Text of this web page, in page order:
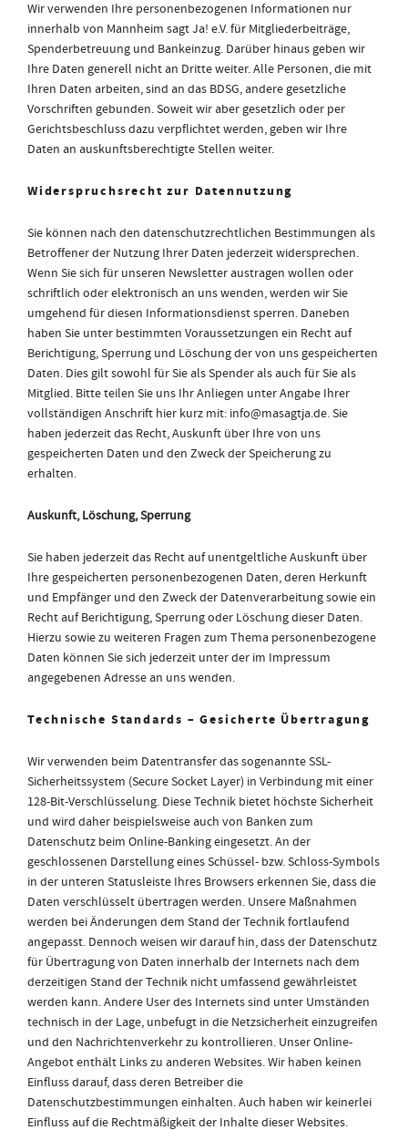
Wir verwenden Ihre personenbezogenen Informationen nur
innerhalb von Mannheim sagt Ja! e.V. für Mitgliederbeiträge,
Spenderbetreuung und Bankeinzug. Darüber hinaus geben wir
Ihre Daten generell nicht an Dritte weiter. Alle Personen, die mit
Ihren Daten arbeiten, sind an das BDSG, andere gesetzliche
Vorschriften gebunden. Soweit wir aber gesetzlich oder per
Gerichtsbeschluss dazu verpflichtet werden, geben wir Ihre
Daten an auskunftsberechtigte Stellen weiter.
Widerspruchsrecht zur Datennutzung
Sie können nach den datenschutzrechtlichen Bestimmungen als
Betroffener der Nutzung Ihrer Daten jederzeit widersprechen.
Wenn Sie sich für unseren Newsletter austragen wollen oder
schriftlich oder elektronisch an uns wenden, werden wir Sie
umgehend für diesen Informationsdienst sperren. Daneben
haben Sie unter bestimmten Voraussetzungen ein Recht auf
Berichtigung, Sperrung und Löschung der von uns gespeicherten
Daten. Dies gilt sowohl für Sie als Spender als auch für Sie als
Mitglied. Bitte teilen Sie uns Ihr Anliegen unter Angabe Ihrer
vollständigen Anschrift hier kurz mit: info@masagtja.de. Sie
haben jederzeit das Recht, Auskunft über Ihre von uns
gespeicherten Daten und den Zweck der Speicherung zu
erhalten.
Auskunft, Löschung, Sperrung
Sie haben jederzeit das Recht auf unentgeltliche Auskunft über
Ihre gespeicherten personenbezogenen Daten, deren Herkunft
und Empfänger und den Zweck der Datenverarbeitung sowie ein
Recht auf Berichtigung, Sperrung oder Löschung dieser Daten.
Hierzu sowie zu weiteren Fragen zum Thema personenbezogene
Daten können Sie sich jederzeit unter der im Impressum
angegebenen Adresse an uns wenden.
Technische Standards – Gesicherte Übertragung
Wir verwenden beim Datentransfer das sogenannte SSL-
Sicherheitssystem (Secure Socket Layer) in Verbindung mit einer
128-Bit-Verschlüsselung. Diese Technik bietet höchste Sicherheit
und wird daher beispielsweise auch von Banken zum
Datenschutz beim Online-Banking eingesetzt. An der
geschlossenen Darstellung eines Schüssel- bzw. Schloss-Symbols
in der unteren Statusleiste Ihres Browsers erkennen Sie, dass die
Daten verschlüsselt übertragen werden. Unsere Maßnahmen
werden bei Änderungen dem Stand der Technik fortlaufend
angepasst. Dennoch weisen wir darauf hin, dass der Datenschutz
für Übertragung von Daten innerhalb der Internets nach dem
derzeitigen Stand der Technik nicht umfassend gewährleistet
werden kann. Andere User des Internets sind unter Umständen
technisch in der Lage, unbefugt in die Netzsicherheit einzugreifen
und den Nachrichtenverkehr zu kontrollieren. Unser Online-
Angebot enthält Links zu anderen Websites. Wir haben keinen
Einfluss darauf, dass deren Betreiber die
Datenschutzbestimmungen einhalten. Auch haben wir keinerlei
Einfluss auf die Rechtmäßigkeit der Inhalte dieser Websites.